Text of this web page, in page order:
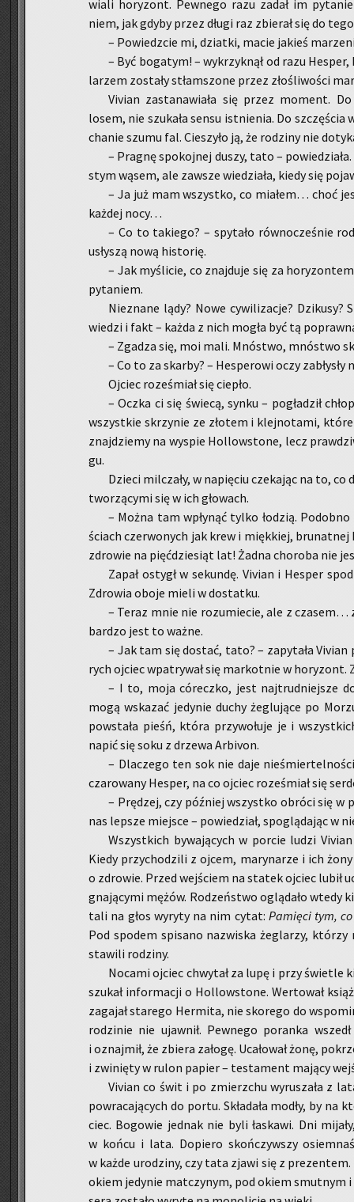
wia­li ho­ry­zont. Pew­ne­go razu zadał im
niem, jak gdyby przez długi raz zbie­rał się do
– Po­wiedz­cie mi, dziat­ki, macie ja­kieś
– Być bo­ga­tym! – wy­krzyk­nął od razu
la­rzem zo­sta­ły stłam­szo­ne przez zło­śli­wo­ści
Vi­vian za­sta­na­wia­ła się przez mo­ment.
losem, nie szu­ka­ła sensu ist­nie­nia. Do szczę­ścia
cha­nie szumu fal. Cie­szy­ło ją, że ro­dzi­ny nie
– Pra­gnę spo­koj­nej duszy, tato –
stym wąsem, ale za­wsze wie­dzia­ła, kiedy się
– Ja już mam wszyst­ko, co mia­łem… choć
każ­dej nocy…
– Co to ta­kie­go? – spy­ta­ło rów­no­cze­śnie
usły­szą nową hi­sto­rię.
– Jak my­śli­cie, co znaj­du­je się za
py­ta­niem.
Nie­zna­ne lądy? Nowe cy­wi­li­za­cje? Dzi­ku­sy?
wie­dzi i fakt – każda z nich mogła być tą
– Zga­dza się, moi mali. Mnó­stwo, mnó­stwo
– Co to za skar­by? – He­spe­ro­wi oczy
Oj­ciec ro­ze­śmiał się cie­pło.
– Oczka ci się świe­cą, synku – po­gła­dził
wszyst­kie skrzy­nie ze zło­tem i klej­no­ta­mi,
znaj­dzie­my na wy­spie Hol­low­sto­ne, lecz
gu.
Dzie­ci mil­cza­ły, w na­pię­ciu cze­ka­jąc na to, co
two­rzą­cy­mi się w ich gło­wach.
– Można tam wpły­nąć tylko ło­dzią.
ściach czer­wo­nych jak krew i mięk­kiej, bru­nat­nej
zdro­wie na pięć­dzie­siąt lat! Żadna cho­ro­ba nie
Zapał ostygł w se­kun­dę. Vi­vian i He­sper
Zdro­wia oboje mieli w do­stat­ku.
– Teraz mnie nie ro­zu­mie­cie, ale z cza­sem…
bar­dzo jest to ważne.
– Jak tam się do­stać, tato? – za­py­ta­ła
rych oj­ciec wpa­try­wał się mar­kot­nie w ho­ry­zont.
– I to, moja có­recz­ko, jest naj­trud­niej­sze
mogą wska­zać je­dy­nie duchy że­glu­ją­ce po
po­wsta­ła pieśń, która przy­wo­łu­je je i
napić się soku z drze­wa Ar­bi­von.
– Dla­cze­go ten sok nie daje
cza­ro­wa­ny He­sper, na co oj­ciec ro­ze­śmiał się
– Prę­dzej, czy póź­niej wszyst­ko ob­ró­ci się w
nas lep­sze miej­sce – po­wie­dział, spo­glą­da­jąc w
Wszyst­kich by­wa­ją­cych w por­cie ludzi
Kiedy przy­cho­dzi­li z ojcem, ma­ry­na­rze i ich
o zdro­wie. Przed wej­ściem na sta­tek oj­ciec lubił
gna­ją­cy­mi mężów. Ro­dzeń­stwo oglą­da­ło
ta­li na głos wy­ry­ty na nim cytat: Pa­mię­ci tym,
Pod spodem spi­sa­no na­zwi­ska że­gla­rzy,
sta­wi­li ro­dzi­ny.
No­ca­mi oj­ciec chwy­tał za lupę i przy świe­tle
szu­kał in­for­ma­cji o Hol­low­sto­ne. Wer­to­wał
za­ga­jał sta­re­go Her­mi­ta, nie sko­re­go do
ro­dzi­nie nie ujaw­nił. Pew­ne­go po­ran­ka
i oznaj­mił, że zbie­ra za­ło­gę. Uca­ło­wał żonę,
i zwi­nię­ty w rulon pa­pier – te­sta­ment ma­ją­cy
Vi­vian co świt i po zmierz­chu wy­ru­sza­ła z
po­wra­ca­ją­cych do portu. Skła­da­ła modły, by na
ciec. Bo­go­wie jed­nak nie byli ła­ska­wi. Dni
w końcu i lata. Do­pie­ro skoń­czyw­szy
w każde uro­dzi­ny, czy tata zjawi się z
okiem je­dy­nie mat­czy­nym, pod okiem smut­nym